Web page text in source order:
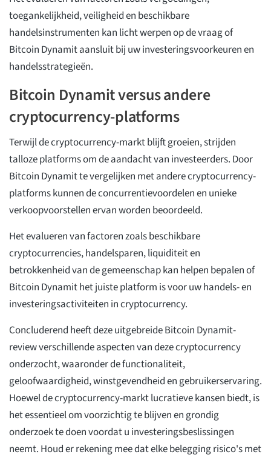
toegankelijkheid, veiligheid en beschikbare
handelsinstrumenten kan licht werpen op de vraag of
Bitcoin Dynamit aansluit bij uw investeringsvoorkeuren en
handelsstrategieën.
Bitcoin Dynamit versus andere
cryptocurrency-platforms
Terwijl de cryptocurrency-markt blijft groeien, strijden
talloze platforms om de aandacht van investeerders. Door
Bitcoin Dynamit te vergelijken met andere cryptocurrency-
platforms kunnen de concurrentievoordelen en unieke
verkoopvoorstellen ervan worden beoordeeld.
Het evalueren van factoren zoals beschikbare
cryptocurrencies, handelsparen, liquiditeit en
betrokkenheid van de gemeenschap kan helpen bepalen of
Bitcoin Dynamit het juiste platform is voor uw handels- en
investeringsactiviteiten in cryptocurrency.
Concluderend heeft deze uitgebreide Bitcoin Dynamit-
review verschillende aspecten van deze cryptocurrency
onderzocht, waaronder de functionaliteit,
geloofwaardigheid, winstgevendheid en gebruikerservaring.
Hoewel de cryptocurrency-markt lucratieve kansen biedt, is
het essentieel om voorzichtig te blijven en grondig
onderzoek te doen voordat u investeringsbeslissingen
neemt. Houd er rekening mee dat elke belegging risico's met